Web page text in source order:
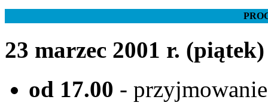
23 marzec 2001 r. (piątek)
od 17.00 -